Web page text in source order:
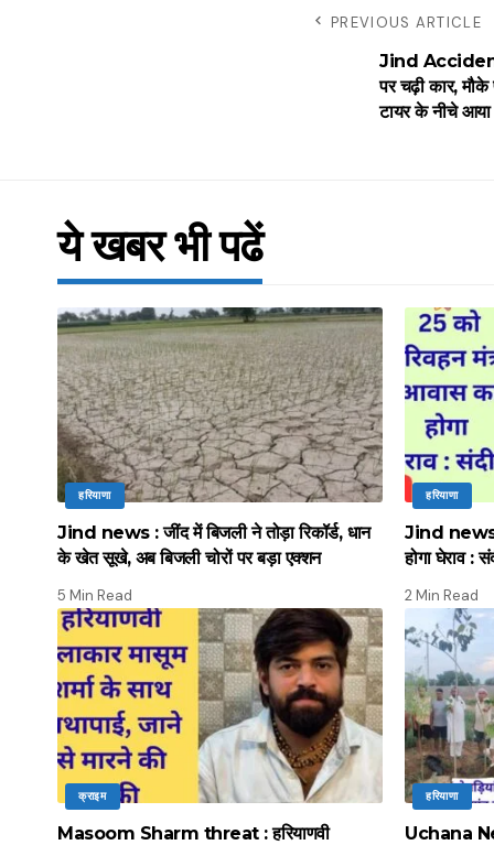
PREVIOUS ARTICLE
Jind
पर चढ़ी कार,
टायर के नीचे आया
ये खबर भी पढें
हरियाणा
Jind news : जींद में बिजली ने तोड़ा रिकॉर्ड, धान
के खेत सूखे, अब बिजली चोरों पर बड़ा एक्शन
5 Min Read
हरियाणा
Jind news :
होगा घेराव :
2 Min Read
क्राइम
Masoom Sharm threat : हरियाणवी
हरियाणा
Uchana